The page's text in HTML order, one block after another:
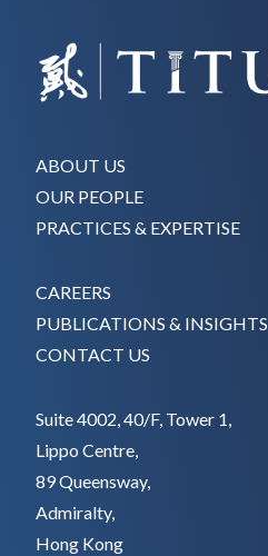
ABOUT US
OUR PEOPLE
PRACTICES & EXPERTISE
CAREERS
PUBLICATIONS & INSIGHTS
CONTACT US
Suite 4002, 40/F, Tower 1,
Lippo Centre,
89 Queensway,
Admiralty,
Hong Kong